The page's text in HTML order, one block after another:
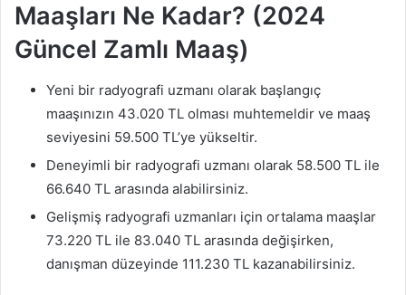
Maaşları Ne Kadar? (2024
Güncel Zamlı Maaş)
Yeni bir radyografi uzmanı olarak başlangıç ​​
maaşınızın 43.020 TL olması muhtemeldir ve maaş
seviyesini 59.500 TL’ye yükseltir.
Deneyimli bir radyografi uzmanı olarak 58.500 TL ile
66.640 TL arasında alabilirsiniz.
Gelişmiş radyografi uzmanları için ortalama maaşlar
73.220 TL ile 83.040 TL arasında değişirken,
danışman düzeyinde 111.230 TL kazanabilirsiniz.